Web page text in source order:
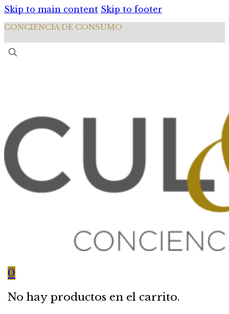
Skip to main content Skip to footer
CONCIENCIA DE CONSUMO
0
No hay productos en el carrito.